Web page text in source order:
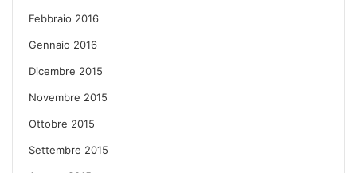
Febbraio 2016
Gennaio 2016
Dicembre 2015
Novembre 2015
Ottobre 2015
Settembre 2015